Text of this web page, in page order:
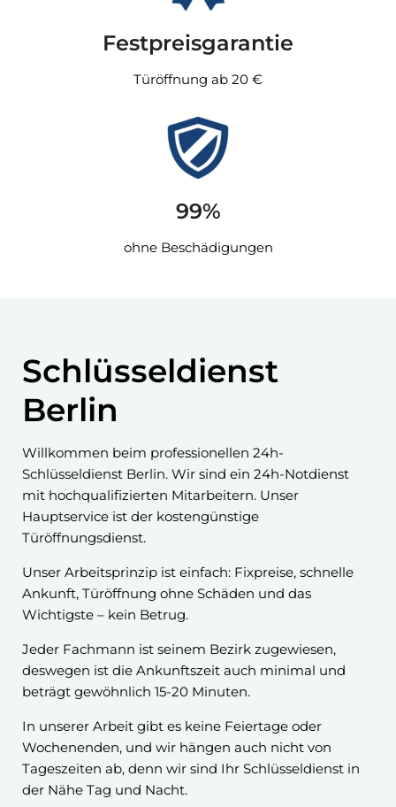
Festpreisgarantie
Türöffnung ab 20 €
99%
ohne Beschädigungen
Schlüsseldienst
Berlin
Willkommen beim professionellen 24h-
Schlüsseldienst Berlin. Wir sind ein 24h-Notdienst
mit hochqualifizierten Mitarbeitern. Unser
Hauptservice ist der kostengünstige
Türöffnungsdienst.
Unser Arbeitsprinzip ist einfach: Fixpreise, schnelle
Ankunft, Türöffnung ohne Schäden und das
Wichtigste – kein Betrug.
Jeder Fachmann ist seinem Bezirk zugewiesen,
deswegen ist die Ankunftszeit auch minimal und
beträgt gewöhnlich 15-20 Minuten.
In unserer Arbeit gibt es keine Feiertage oder
Wochenenden, und wir hängen auch nicht von
Tageszeiten ab, denn wir sind Ihr Schlüsseldienst in
der Nähe Tag und Nacht.